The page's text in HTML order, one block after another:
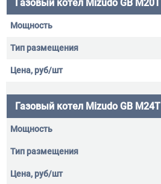
Газовый котел Mizudo GB M20Т
Газовый котел Mizudo GB M24Т